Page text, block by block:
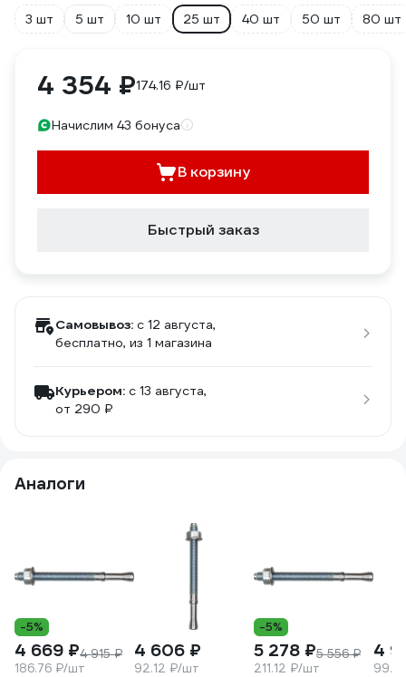
3 шт
5 шт 10 шт 25 шт 40 шт 50 шт 80 шт
4 354 ₽174.16 ₽/шт
Начислим 43 бонуса
В корзину
Быстрый заказ
Самовывоз: c 12 августа,
бесплатно, из 1 магазина
Курьером: c 13 августа,
от 290 ₽
Аналоги
-5%
4 669 ₽4 915 ₽
186.76 ₽/шт
4 606 ₽
92.12 ₽/шт
-5%
5 278 ₽5 556 ₽
211.12 ₽/шт
4